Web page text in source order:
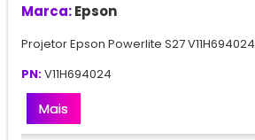
Marca:Epson
Projetor Epson Powerlite S27 V11H694024
PN:V11H694024
Mais